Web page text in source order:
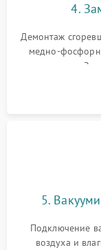
4.
Демонтаж
медно-
осушителя.
сломанных
5.
Подключение
воздуха и